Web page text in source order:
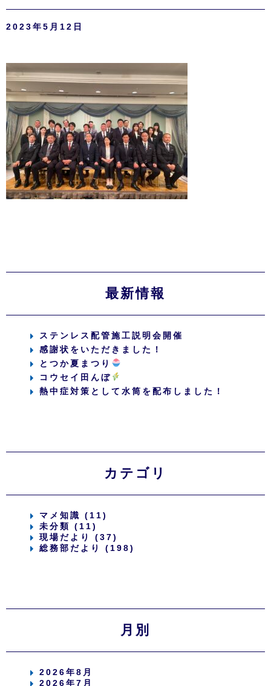
2023年5月12日
最新情報
ステンレス配管施工説明会開催
感謝状をいただきました！
とつか夏まつり
コウセイ田んぼ
熱中症対策として水筒を配布しました！
カテゴリ
マメ知識 (11)
未分類 (11)
現場だより (37)
総務部だより (198)
月別
2026年8月
2026年7月